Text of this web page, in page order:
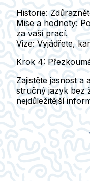
Historie:
Mise a hodnoty:
za vaší prací.
Vize: Vyjádřete,
Krok 4:
Zajistěte jasnost a
stručný jazyk bez
nejdůležitější